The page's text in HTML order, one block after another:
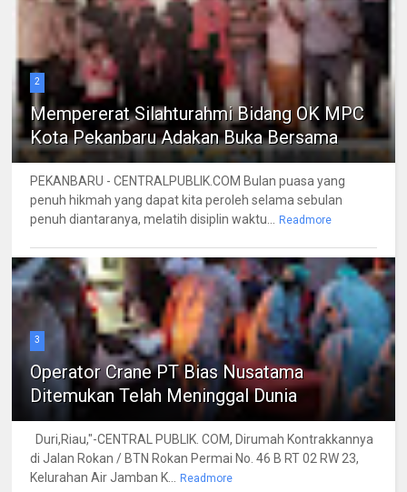
2
Mempererat Silahturahmi Bidang OK MPC
Kota Pekanbaru Adakan Buka Bersama
PEKANBARU - CENTRALPUBLIK.COM Bulan puasa yang
penuh hikmah yang dapat kita peroleh selama sebulan
penuh diantaranya, melatih disiplin waktu...
Readmore
3
Operator Crane PT Bias Nusatama
Ditemukan Telah Meninggal Dunia
Duri,Riau,"-CENTRAL PUBLIK. COM, Dirumah Kontrakkannya
di Jalan Rokan / BTN Rokan Permai No. 46 B RT 02 RW 23,
Kelurahan Air Jamban K...
Readmore